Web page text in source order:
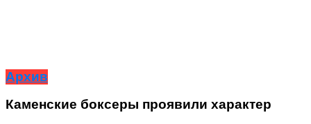
Архив
Каменские боксеры проявили характер